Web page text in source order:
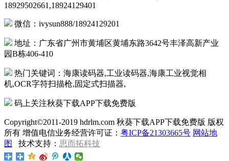
18929502661,18924129401
微信：ivysun888/18924129201
地址：广东省广州市黄埔区黄埔东路3642号丰泽高新产业
园B栋406-410
热门关键词：海康读码器,工业读码器,海康工业视觉相
机,OCR字符扫描枪,固定式扫描器,
码上关注秋葵下载APP下载免费版
Copyright©2011-2019 hdrlm.com 秋葵下载APP下载免费版 版权
所有 增值电信业务经营许可证： 粤ICP备21303665号 网站地
图
技术支持： 思而拓科技